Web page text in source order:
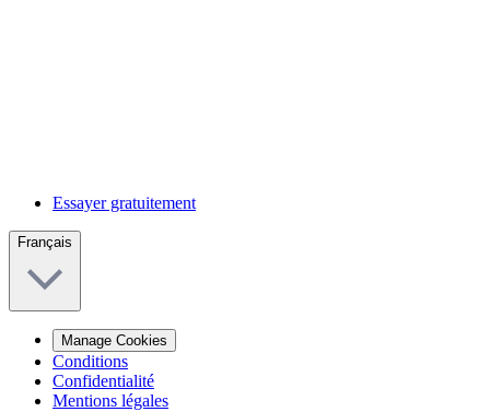
Essayer gratuitement
Français
Manage Cookies
Conditions
Confidentialité
Mentions légales